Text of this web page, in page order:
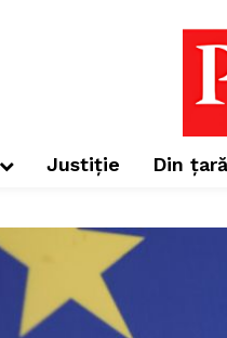
Justiție Din țară